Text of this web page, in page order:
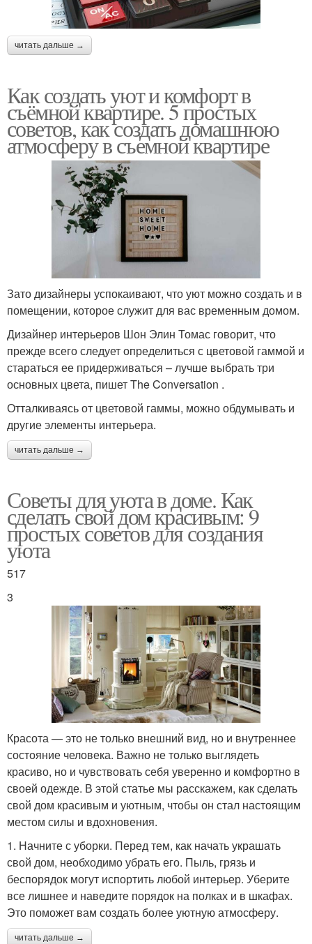
читать дальше →
Как создать уют и комфорт в
съёмной квартире. 5 простых
советов, как создать домашнюю
атмосферу в съемной квартире
Зато дизайнеры успокаивают, что уют можно создать и в
помещении, которое служит для вас временным домом.
Дизайнер интерьеров Шон Элин Томас говорит, что
прежде всего следует определиться с цветовой гаммой и
стараться ее придерживаться – лучше выбрать три
основных цвета, пишет The Conversation .
Отталкиваясь от цветовой гаммы, можно обдумывать и
другие элементы интерьера.
читать дальше →
Советы для уюта в доме. Как
сделать свой дом красивым: 9
простых советов для создания
уюта
517
3
Красота — это не только внешний вид, но и внутреннее
состояние человека. Важно не только выглядеть
красиво, но и чувствовать себя уверенно и комфортно в
своей одежде. В этой статье мы расскажем, как сделать
свой дом красивым и уютным, чтобы он стал настоящим
местом силы и вдохновения.
1. Начните с уборки. Перед тем, как начать украшать
свой дом, необходимо убрать его. Пыль, грязь и
беспорядок могут испортить любой интерьер. Уберите
все лишнее и наведите порядок на полках и в шкафах.
Это поможет вам создать более уютную атмосферу.
читать дальше →